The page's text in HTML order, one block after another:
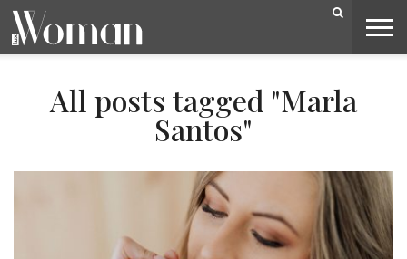
BELEZA
CAPA
LIFESTYLE
MODA
OPINIÃO
PESSOAS
SOCIEDADE
VIDEOS
All posts tagged "Marla
Santos"